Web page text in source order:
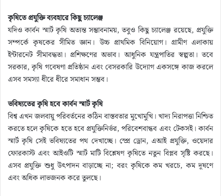
কৃষিতে প্রযুক্তি ব্যবহারে কিছু চ্যালেঞ্জ
যদিও কার্বন স্মার্ট কৃষি অত্যন্ত সম্ভাবনাময়, তবুও কিছু চ্যালেঞ্জ রয়েছে, প্রযুক্তি
সম্পর্কে কৃষকের সীমিত জ্ঞান। উচ্চ প্রাথমিক বিনিয়োগ। গ্রামীণ এলাকায়
ইন্টারনেট সীমাবদ্ধতা। প্রশিক্ষণের অভাব। আধুনিক যন্ত্রপাতির স্বল্পতা। তবে
সরকার, কৃষি গবেষণা প্রতিষ্ঠান এবং বেসরকারি উদ্যোগ একসঙ্গে কাজ করলে
এসব সমস্যা ধীরে ধীরে সমাধান সম্ভব।
ভবিষ্যতের কৃষি হবে কার্বন স্মার্ট কৃষি
বিশ্ব এখন জলবায়ু পরিবর্তনের কঠিন বাস্তবতার মুখোমুখি। খাদ্য নিরাপত্তা নিশ্চিত
করতে হলে কৃষিকে হতে হবে প্রযুক্তিনির্ভর, পরিবেশবান্ধব এবং টেকসই। কার্বন
স্মার্ট কৃষি সেই ভবিষ্যতের পথ দেখাচ্ছে। স্প্রে ড্রোন, এআই প্রযুক্তি, ওয়েদার
ফোরকাস্ট এবং আইওটি স্মার্ট মাটি বিশ্লেষণ কৃষিতে নতুন বিপ্লব সৃষ্টি করছে।
এসব প্রযুক্তি শুধু উৎপাদন বাড়াচ্ছে না; বরং কৃষিকে কম খরচে, কম দূষণে
এবং অধিক লাভজনক করে তুলছে।